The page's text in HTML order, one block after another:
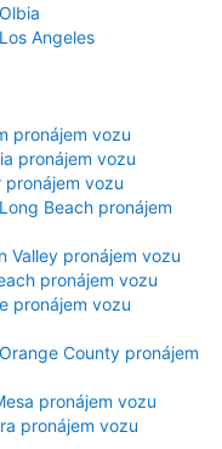
Angeles
pronájem vozu
pronájem vozu
pronájem vozu
Beach pronájem
Valley pronájem vozu
pronájem vozu
pronájem vozu
County pronájem
pronájem vozu
pronájem vozu